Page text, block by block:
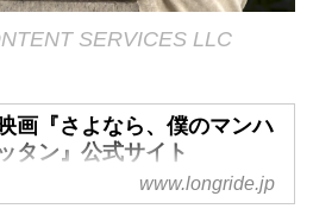
SERVICES LLC
映画『さよなら、僕のマンハ
ッタン』公式サイト
映画『(500)日のサマー』『gifted
www.longride.jp